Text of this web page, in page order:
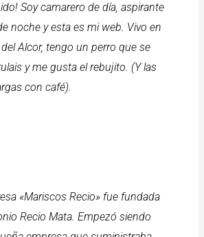
Soy camarero de día, aspirante
noche y esta es mi web. Vivo en
Alcor, tengo un perro que se
y me gusta el rebujito. (Y las
con café).
«Mariscos Recio» fue fundada
Recio Mata. Empezó siendo